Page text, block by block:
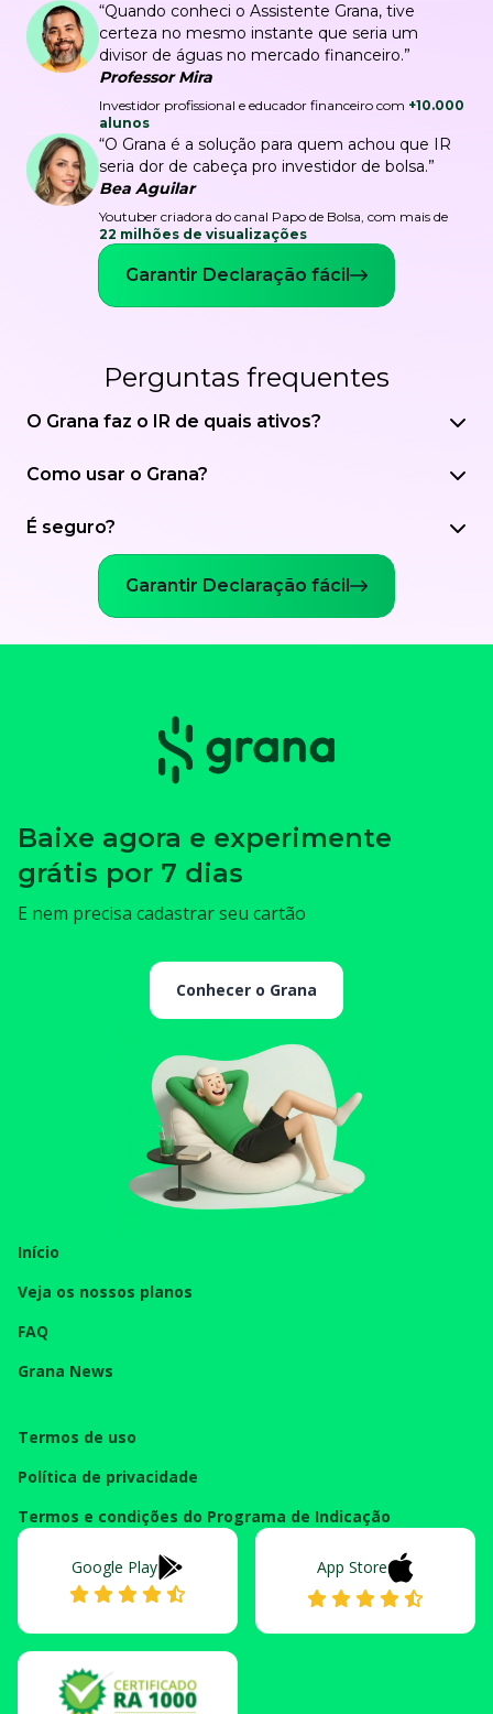
“Quando conheci o Assistente Grana, tive
certeza no mesmo instante que seria um
divisor de águas no mercado financeiro.”
Professor Mira
Investidor profissional e educador financeiro com +10.000
alunos
“O Grana é a solução para quem achou que IR
seria dor de cabeça pro investidor de bolsa.”
Bea Aguilar
Youtuber criadora do canal Papo de Bolsa, com mais de
22 milhões de visualizações
Garantir Declaração fácil
Perguntas frequentes
O Grana faz o IR de quais ativos?
Como usar o Grana?
É seguro?
Garantir Declaração fácil
Baixe agora e experimente
grátis por 7 dias
E nem precisa cadastrar seu cartão
Conhecer o Grana
Início
Veja os nossos planos
FAQ
Grana News
Termos de uso
Política de privacidade
Termos e condições do Programa de Indicação
Google Play App Store